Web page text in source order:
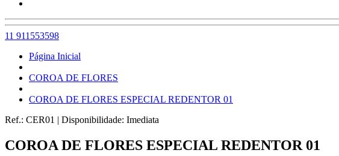
11 911553598
Página Inicial
COROA DE FLORES
COROA DE FLORES ESPECIAL REDENTOR 01
Ref.: CER01 | Disponibilidade: Imediata
COROA DE FLORES ESPECIAL REDENTOR 01